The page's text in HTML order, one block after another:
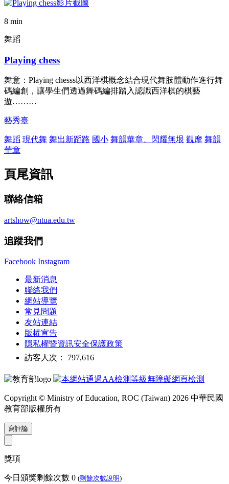
8 min
舞蹈
Playing chess
舞意：Playing chesss以西洋棋概念結合現代舞肢體動作進行舞
碼編創，讓學生們透過舞碼編排踏入認識西洋棋的棋藝
遊………
藝秀臺
舞蹈 現代舞 舞出新蹈路 國小 舞韻華章、閃耀無垠 觀摩 舞韻
華章
頁尾資訊
聯絡信箱
artshow@ntua.edu.tw
追蹤我們
Facebook Instagram
最新消息
聯絡我們
網站導覽
常見問題
友站連結
版權宣告
隱私權暨資訊安全保護政策
訪客人次： 797,616
Copyright © Ministry of Education, ROC (Taiwan) 2026 中華民國
教育部版權所有
寫評論
獎項
今日頒獎剩餘次數 0 (剩餘次數說明)